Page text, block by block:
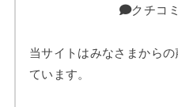
クチコ
当サイトはみなさまから
ています。